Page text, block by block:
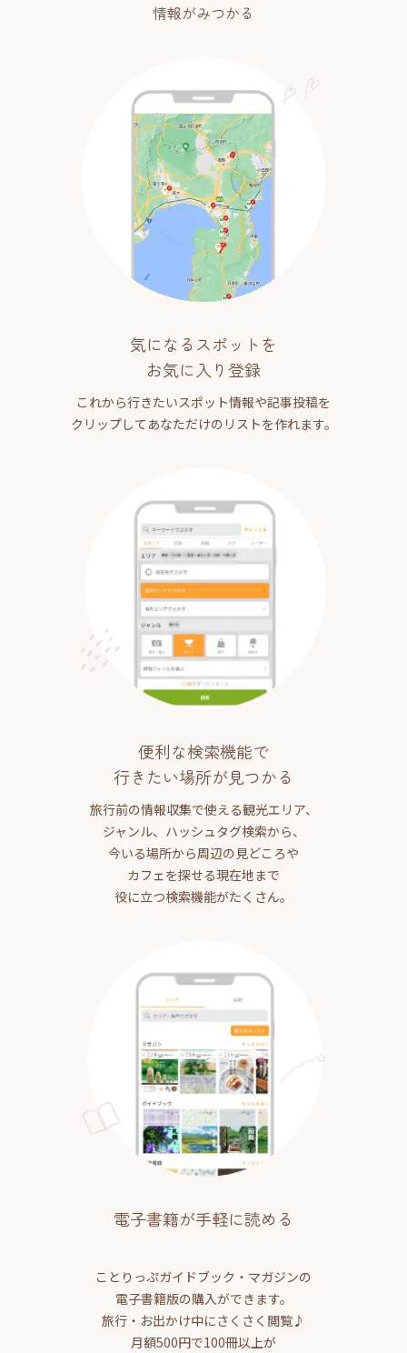
情報がみつかる
気になるスポットを
お気に入り登録
これから行きたいスポット情報や記事投稿を
クリップしてあなただけのリストを作れます。
便利な検索機能で
行きたい場所が見つかる
旅行前の情報収集で使える観光エリア、
ジャンル、ハッシュタグ検索から、
今いる場所から周辺の見どころや
カフェを探せる現在地まで
役に立つ検索機能がたくさん。
電子書籍が手軽に読める
ことりっぷガイドブック・マガジンの
電子書籍版の購入ができます。
旅行・お出かけ中にさくさく閲覧♪
月額500円で100冊以上が